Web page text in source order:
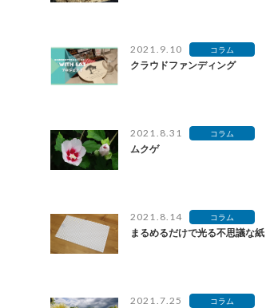
2021.9.10 コラム
クラウドファンディング
2021.8.31 コラム
ムクゲ
2021.8.14 コラム
まるめるだけで光る不思議な紙
2021.7.25 コラム